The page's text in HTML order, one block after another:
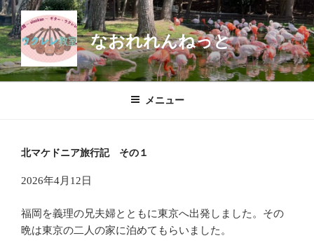
コ
ン
テ
ン
ツ
なおれれんねっと
メニュー
北マケドニア旅行記 その１
2026年4月12日
福岡を義理の兄夫婦とともに東京へ出発しました。その
晩は東京の二人の家に泊めてもらいました。